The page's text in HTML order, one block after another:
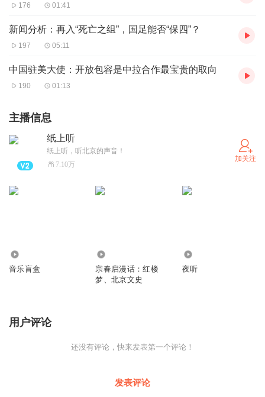
176 01:41
新闻分析：再入“死亡之组”，国足能否“保四”？
197 05:11
中国驻美大使：开放包容是中拉合作最宝贵的取向
190 01:13
主播信息
纸上听
纸上听，听北京的声音！
7.10万
加关注
音乐盲盒
宗春启漫话：红楼
梦、北京文史
夜听
用户评论
还没有评论，快来发表第一个评论！
发表评论